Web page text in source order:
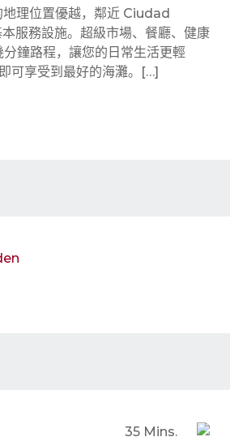
理位置優越，鄰近 Ciudad
服務設施。超級市場、餐廳、健康
鐘路程，讓您的日常生活更輕
可享受到最好的海灘。[…]
35 Mins.